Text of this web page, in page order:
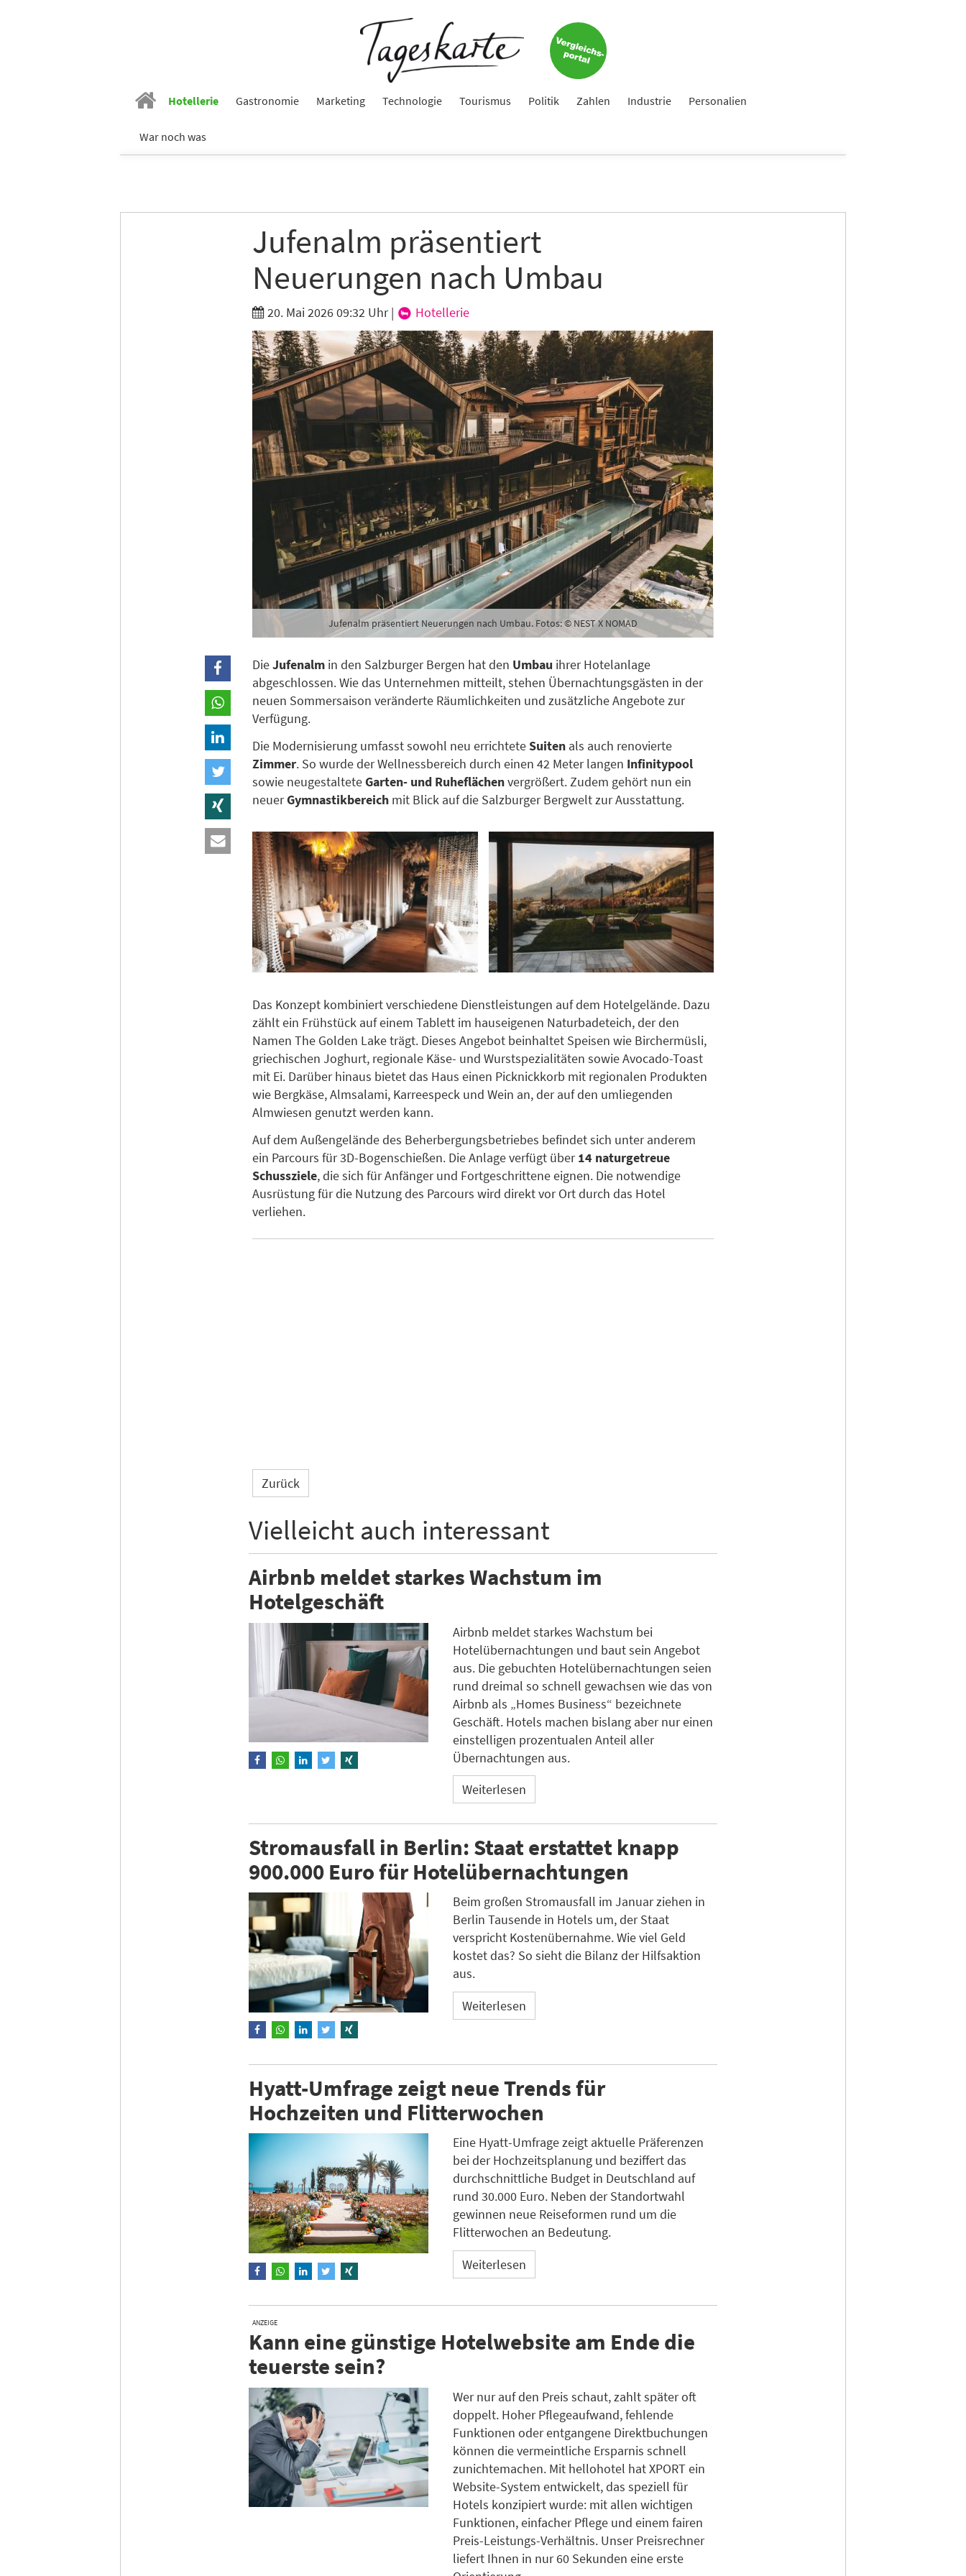
Hotellerie Gastronomie Marketing Technologie Tourismus Politik Zahlen Industrie Personalien
War noch was
Jufenalm präsentiert
Neuerungen nach Umbau
20. Mai 2026 09:32 Uhr| Hotellerie
Jufenalm präsentiert Neuerungen nach Umbau. Fotos: © NEST X NOMAD
DieJufenalm in den Salzburger Bergen hat den Umbau ihrer Hotelanlage
abgeschlossen. Wie das Unternehmen mitteilt, stehen Übernachtungsgästen in der
neuen Sommersaison veränderte Räumlichkeiten und zusätzliche Angebote zur
Verfügung.
Die Modernisierung umfasst sowohl neu errichteteSuiten als auch renovierte
Zimmer. So wurde der Wellnessbereich durch einen 42 Meter langen Infinitypool
sowie neugestalteteGarten- und Ruheflächenvergrößert. Zudem gehört nun ein
neuerGymnastikbereich mit Blick auf die Salzburger Bergwelt zur Ausstattung.
Das Konzept kombiniert verschiedene Dienstleistungen auf dem Hotelgelände. Dazu
zählt ein Frühstück auf einem Tablett im hauseigenen Naturbadeteich, der den
Namen The Golden Lake trägt. Dieses Angebot beinhaltet Speisen wie Birchermüsli,
griechischen Joghurt, regionale Käse- und Wurstspezialitäten sowie Avocado-Toast
mit Ei. Darüber hinaus bietet das Haus einen Picknickkorb mit regionalen Produkten
wie Bergkäse, Almsalami, Karreespeck und Wein an, der auf den umliegenden
Almwiesen genutzt werden kann.
Auf dem Außengelände des Beherbergungsbetriebes befindet sich unter anderem
ein Parcours für 3D-Bogenschießen. Die Anlage verfügt über14 naturgetreue
Schussziele, die sich für Anfänger und Fortgeschrittene eignen. Die notwendige
Ausrüstung für die Nutzung des Parcours wird direkt vor Ort durch das Hotel
verliehen.
Zurück
Vielleicht auch interessant
Airbnb meldet starkes Wachstum im
Hotelgeschäft
Airbnb meldet starkes Wachstum bei
Hotelübernachtungen und baut sein Angebot
aus. Die gebuchten Hotelübernachtungen seien
rund dreimal so schnell gewachsen wie das von
Airbnb als „Homes Business“ bezeichnete
Geschäft. Hotels machen bislang aber nur einen
einstelligen prozentualen Anteil aller
Übernachtungen aus.
Weiterlesen
Stromausfall in Berlin: Staat erstattet knapp
900.000 Euro für Hotelübernachtungen
Beim großen Stromausfall im Januar ziehen in
Berlin Tausende in Hotels um, der Staat
verspricht Kostenübernahme. Wie viel Geld
kostet das? So sieht die Bilanz der Hilfsaktion
aus.
Weiterlesen
Hyatt-Umfrage zeigt neue Trends für
Hochzeiten und Flitterwochen
Eine Hyatt-Umfrage zeigt aktuelle Präferenzen
bei der Hochzeitsplanung und beziffert das
durchschnittliche Budget in Deutschland auf
rund 30.000 Euro. Neben der Standortwahl
gewinnen neue Reiseformen rund um die
Flitterwochen an Bedeutung.
Weiterlesen
ANZEIGE
Kann eine günstige Hotelwebsite am Ende die
teuerste sein?
Wer nur auf den Preis schaut, zahlt später oft
doppelt. Hoher Pflegeaufwand, fehlende
Funktionen oder entgangene Direktbuchungen
können die vermeintliche Ersparnis schnell
zunichtemachen. Mit hellohotel hat XPORT ein
Website-System entwickelt, das speziell für
Hotels konzipiert wurde: mit allen wichtigen
Funktionen, einfacher Pflege und einem fairen
Preis-Leistungs-Verhältnis. Unser Preisrechner
liefert Ihnen in nur 60 Sekunden eine erste